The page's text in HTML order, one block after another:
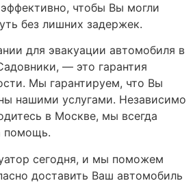
чтобы Вы могли
без лишних задержек.
для эвакуации автомобиля в
— это гарантия
Мы гарантируем, что Вы
нашими услугами. Независимо
в Москве, мы всегда
помощь.
сегодня, и мы поможем
доставить Ваш автомобиль